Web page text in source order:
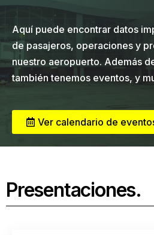
Aquí puede encontrar datos
de pasajeros, operaciones y
nuestro aeropuerto. Además
también tenemos eventos, y
Ver calendario de
Presentaciones.